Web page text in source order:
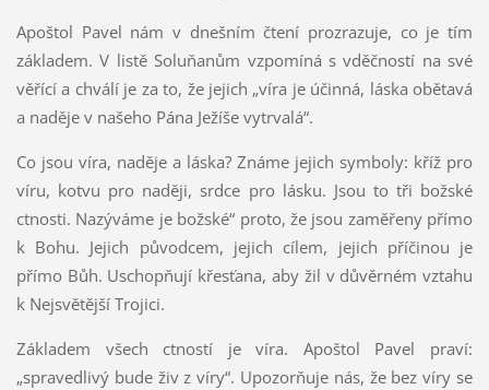
Apoštol Pavel nám v dnešním čtení prozrazuje, co je tím
základem. V listě Soluňanům vzpomíná s vděčností na své
věřící a chválí je za to, že jejich „víra je účinná, láska obětavá
a naděje v našeho Pána Ježíše vytrvalá“.
Co jsou víra, naděje a láska? Známe jejich symboly: kříž pro
víru, kotvu pro naději, srdce pro lásku. Jsou to tři božské
ctnosti. Nazýváme je božské“ proto, že jsou zaměřeny přímo
k Bohu. Jejich původcem, jejich cílem, jejich příčinou je
přímo Bůh. Uschopňují křesťana, aby žil v důvěrném vztahu
k Nejsvětější Trojici.
Základem všech ctností je víra. Apoštol Pavel praví:
„spravedlivý bude živ z víry“. Upozorňuje nás, že bez víry se